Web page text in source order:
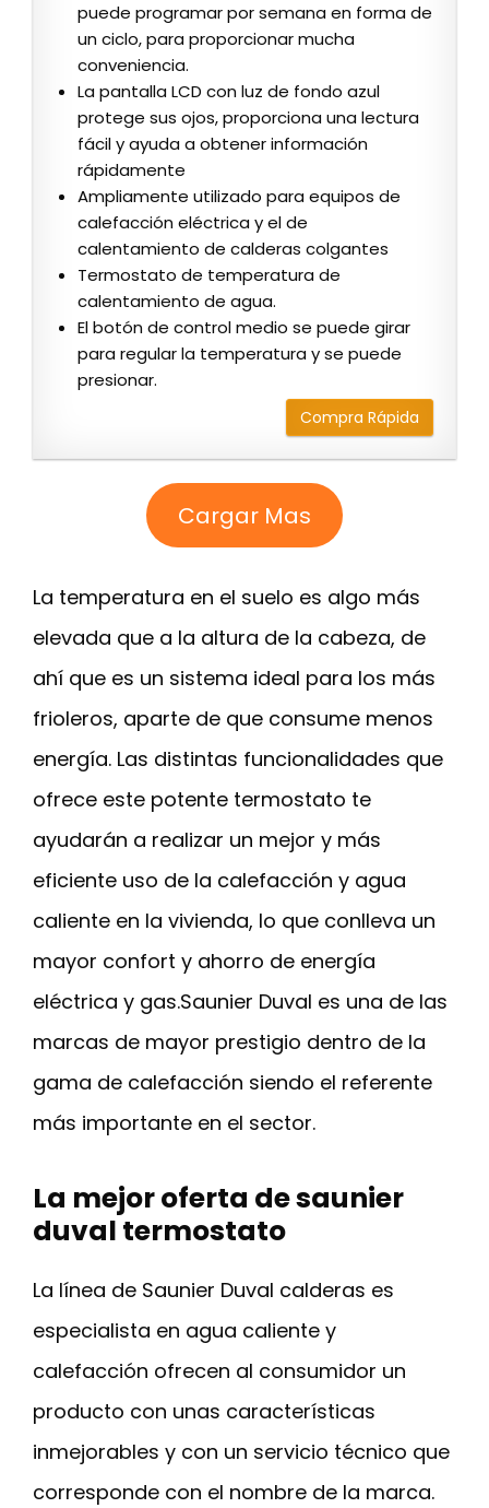
puede programar por semana en forma de
un ciclo, para proporcionar mucha
conveniencia.
La pantalla LCD con luz de fondo azul
protege sus ojos, proporciona una lectura
fácil y ayuda a obtener información
rápidamente
Ampliamente utilizado para equipos de
calefacción eléctrica y el de
calentamiento de calderas colgantes
Termostato de temperatura de
calentamiento de agua.
El botón de control medio se puede girar
para regular la temperatura y se puede
presionar.
Compra Rápida
Cargar Mas
La temperatura en el suelo es algo más
elevada que a la altura de la cabeza, de
ahí que es un sistema ideal para los más
frioleros, aparte de que consume menos
energía. Las distintas funcionalidades que
ofrece este potente termostato te
ayudarán a realizar un mejor y más
eficiente uso de la calefacción y agua
caliente en la vivienda, lo que conlleva un
mayor confort y ahorro de energía
eléctrica y gas.Saunier Duval es una de las
marcas de mayor prestigio dentro de la
gama de calefacción siendo el referente
más importante en el sector.
La mejor oferta de saunier
duval termostato
La línea de Saunier Duval calderas es
especialista en agua caliente y
calefacción ofrecen al consumidor un
producto con unas características
inmejorables y con un servicio técnico que
corresponde con el nombre de la marca.